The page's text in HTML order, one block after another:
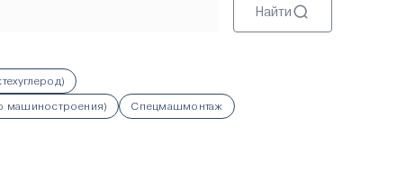
Найти
машиностроения)
Спецмашмонтаж